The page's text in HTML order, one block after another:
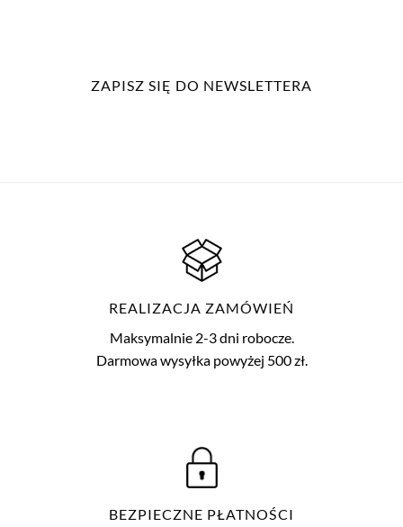
ZAPISZ SIĘ DO NEWSLETTERA
REALIZACJA ZAMÓWIEŃ
Maksymalnie 2-3 dni robocze.
Darmowa wysyłka powyżej 500 zł.
BEZPIECZNE PŁATNOŚCI